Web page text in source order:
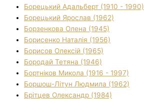
Борецький Адальберт (1910 - 1990)
Борецький Ярослав (1962)
Борзенкова Олена (1945)
Борисенко Наталія (1956)
Борисов Олексій (1965)
Бородай Тетяна (1946)
Бортніков Микола (1916 - 1997)
Боршош-Літун Людмила (1962)
Брітцев Олександр (1984)